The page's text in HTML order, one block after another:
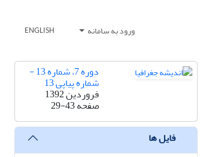
ورود به سامانه ENGLISH
دوره 7، شماره 13 -
شماره پیاپی 13
فروردین 1392
صفحه29-43
فایل ها